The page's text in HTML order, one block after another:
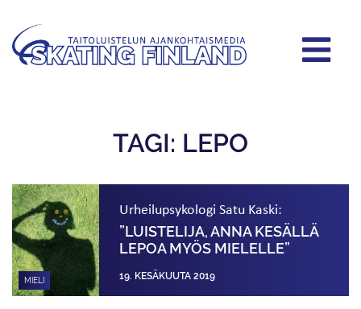
TAGI: LEPO
MIELI
Urheilupsykologi Satu Kaski:
”LUISTELIJA, ANNA KESÄLLÄ
LEPOA MYÖS MIELELLE”
19. KESÄKUUTA 2019